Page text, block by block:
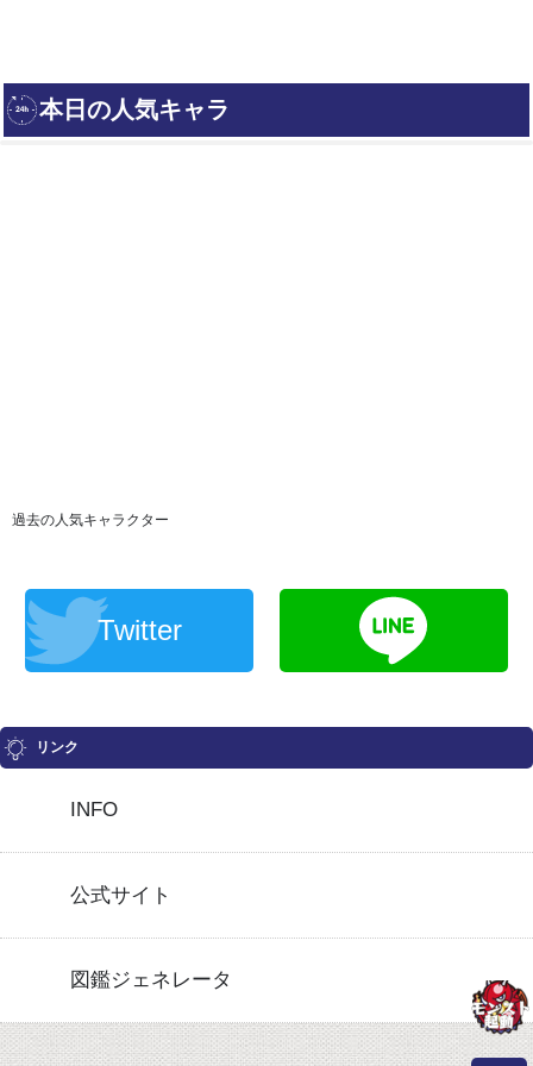
過去の人気キャラクター
Twitter
リンク
INFO
公式サイト
図鑑ジェネレータ